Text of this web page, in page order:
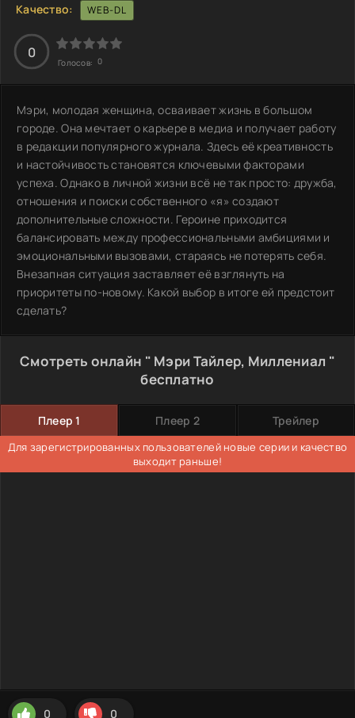
Качество:
WEB-DL
0
Голосов: 0
Мэри, молодая женщина, осваивает жизнь в большом
городе. Она мечтает о карьере в медиа и получает работу
в редакции популярного журнала. Здесь её креативность
и настойчивость становятся ключевыми факторами
успеха. Однако в личной жизни всё не так просто: дружба,
отношения и поиски собственного «я» создают
дополнительные сложности. Героине приходится
балансировать между профессиональными амбициями и
эмоциональными вызовами, стараясь не потерять себя.
Внезапная ситуация заставляет её взглянуть на
приоритеты по-новому. Какой выбор в итоге ей предстоит
сделать?
Смотреть онлайн " Мэри Тайлер, Миллениал "
бесплатно
Плеер 1 Плеер 2 Трейлер
Для зарегистрированных пользователей новые серии и качество
выходит раньше!
0 0